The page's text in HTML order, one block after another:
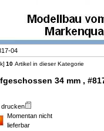
04
10 Artikel in dieser Kategorie
34 mm ,
drucken
Momentan nicht
lieferbar